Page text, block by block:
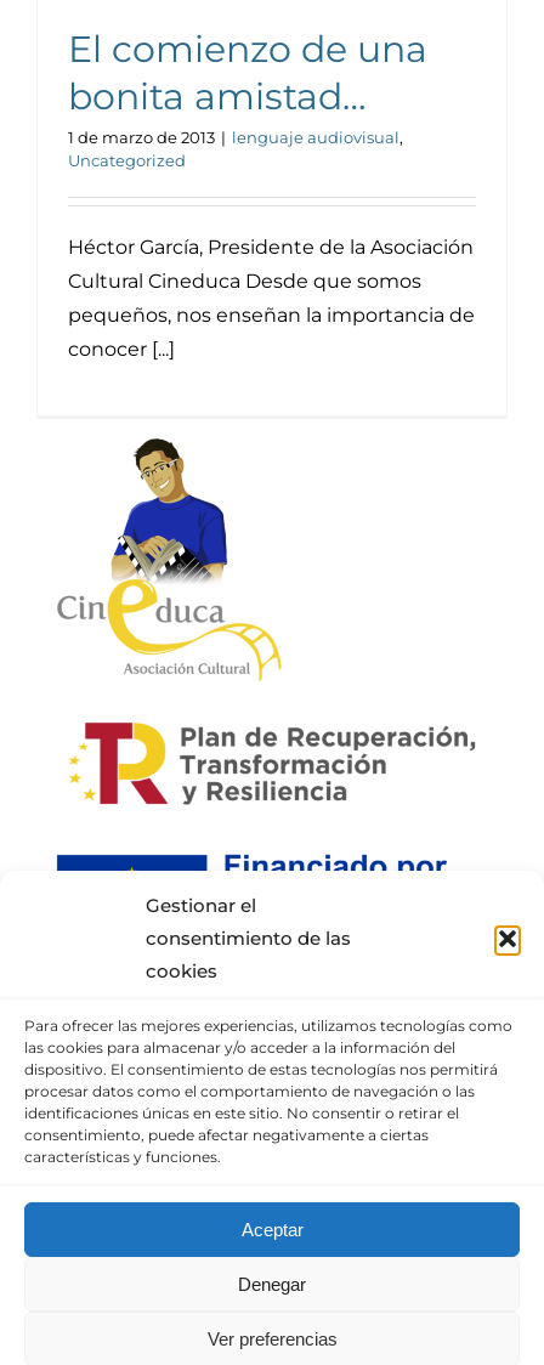
Gestionar el
consentimiento de las
cookies
Para ofrecer las mejores experiencias, utilizamos tecnologías como
las cookies para almacenar y/o acceder a la información del
dispositivo. El consentimiento de estas tecnologías nos permitirá
procesar datos como el comportamiento de navegación o las
identificaciones únicas en este sitio. No consentir o retirar el
consentimiento, puede afectar negativamente a ciertas
características y funciones.
Aceptar
Denegar
Ver preferencias
El comienzo de una
bonita amistad…
1 de marzo de 2013 | lenguaje audiovisual,
Uncategorized
Héctor García, Presidente de la Asociación
Cultural Cineduca Desde que somos
pequeños, nos enseñan la importancia de
conocer [...]
INFORMACIÓN DE CONTACTO
Puedes llamar al móvil:+34 652337807,
enviarnos un correo
o visita nuestra sección de contacto.
Empresa en Digital
derechos reservados. | Consulta nuestro